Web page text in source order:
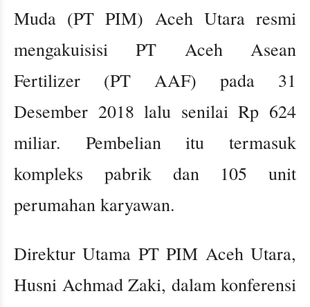
Muda (PT PIM) Aceh Utara resmi
mengakuisisi PT Aceh Asean
Fertilizer (PT AAF) pada 31
Desember 2018 lalu senilai Rp 624
miliar. Pembelian itu termasuk
kompleks pabrik dan 105 unit
perumahan karyawan.
Direktur Utama PT PIM Aceh Utara,
Husni Achmad Zaki, dalam konferensi